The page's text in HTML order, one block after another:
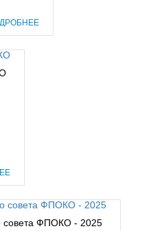
совета ФПОКО - 2025